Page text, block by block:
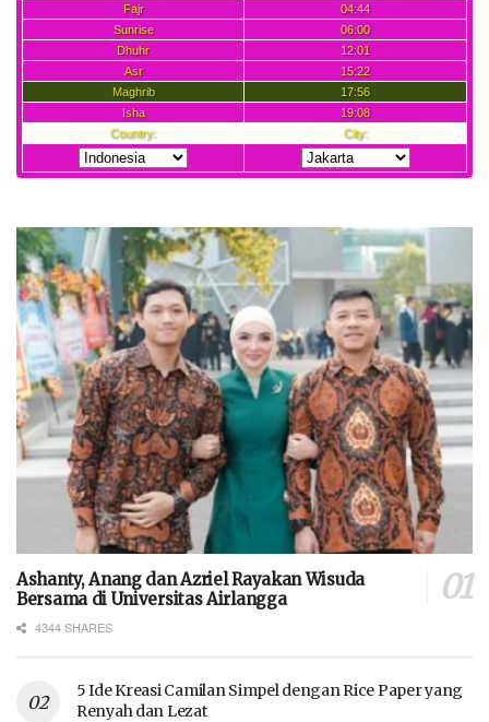
Ashanty, Anang dan Azriel Rayakan Wisuda
Bersama di Universitas Airlangga
4344 SHARES
5 Ide Kreasi Camilan Simpel dengan Rice Paper yang
Renyah dan Lezat